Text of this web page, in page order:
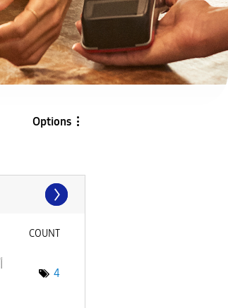
Options
COUNT
4